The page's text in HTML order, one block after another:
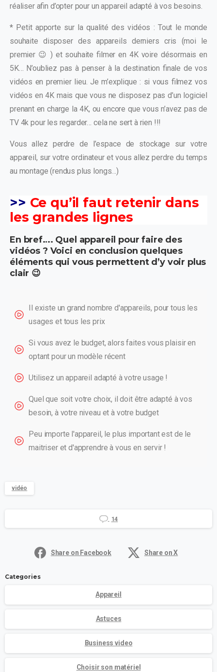
réaliser afin d’opter pour un appareil adapté à vos besoins.
* Petit apporte sur la qualité des vidéos : Tout le monde
souhaite disposer des appareils derniers cris (moi le
premier 😉 ) et souhaite filmer en 4K voire désormais en
5K… N’oubliez pas à penser à la destination finale de vos
vidéos en premier lieu. Je m’explique : si vous filmez vos
vidéos en 4K mais que vous ne disposez pas d’un logiciel
prenant en charge la 4K, ou encore que vous n’avez pas de
TV 4k pour les regarder… cela ne sert à rien !!!
Vous allez perdre de l’espace de stockage sur votre
appareil, sur votre ordinateur et vous allez perdre du temps
au montage (rendus plus longs…)
>> Ce qu’il faut retenir dans
les grandes lignes
En bref…. Quel appareil pour faire des
vidéos ? Voici en conclusion quelques
éléments qui vous permettent d’y voir plus
clair 😉
Il existe un grand nombre d'appareils, pour tous les
usages et tous les prix
Si vous avez le budget, alors faites vous plaisir en
optant pour un modèle récent
Utilisez un appareil adapté à votre usage !
Quel que soit votre choix, il doit être adapté à vos
besoin, à votre niveau et à votre budget
Peu importe l'appareil, le plus important est de le
maitriser et d'apprendre à vous en servir !
vidéo
14
Share on Facebook Share on X
Categories
Appareil
Astuces
Business video
Choisir son matériel